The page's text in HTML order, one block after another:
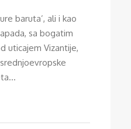
baruta’, ali i kao
sa bogatim
uticajem Vizantije,